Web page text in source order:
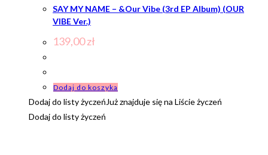
SAY MY NAME – &Our Vibe (3rd EP Album) (OUR
VIBE Ver.)
139,00zł
Dodaj do koszyka
Dodaj do listy życzeńJuż znajduje się na Liście życzeń
Dodaj do listy życzeń